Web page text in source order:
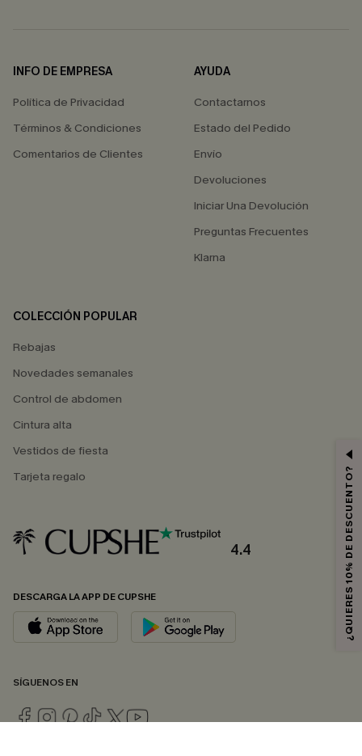
INFO DE EMPRESA
Política de Privacidad
Términos & Condiciones
Comentarios de Clientes
AYUDA
Contactarnos
Estado del Pedido
Envío
Devoluciones
Iniciar Una Devolución
Preguntas Frecuentes
Klarna
COLECCIÓN POPULAR
Rebajas
Novedades semanales
Control de abdomen
Cintura alta
Vestidos de fiesta
Tarjeta regalo
4.4
DESCARGA LA APP DE CUPSHE
SÍGUENOS EN
¿QUIERES 10% DE DESCUENTO?